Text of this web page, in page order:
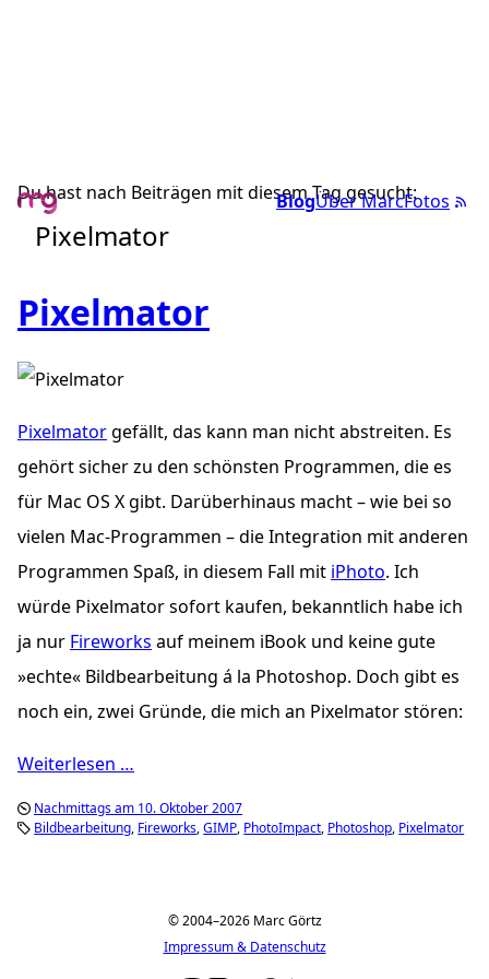
BlogÜber MarcFotos
Du hast nach Beiträgen mit diesem Tag gesucht:
Pixelmator
Pixelmator
Pixelmatorgefällt, das kann man nicht abstreiten. Es
gehört sicher zu den schönsten Programmen, die es
für Mac OS X gibt. Darüberhinaus macht – wie bei so
vielen Mac-Programmen – die Integration mit anderen
Programmen Spaß, in diesem Fall mit iPhoto. Ich
würde Pixelmator sofort kaufen, bekanntlich habe ich
ja nur Fireworks auf meinem iBook und keine gute
»echte« Bildbearbeitung á la Photoshop. Doch gibt es
noch ein, zwei Gründe, die mich an Pixelmator stören:
Weiterlesen …
Nachmittags am 10. Oktober 2007
Bildbearbeitung Fireworks GIMP PhotoImpact Photoshop Pixelmator
© 2004–2026 Marc Görtz
Impressum & Datenschutz